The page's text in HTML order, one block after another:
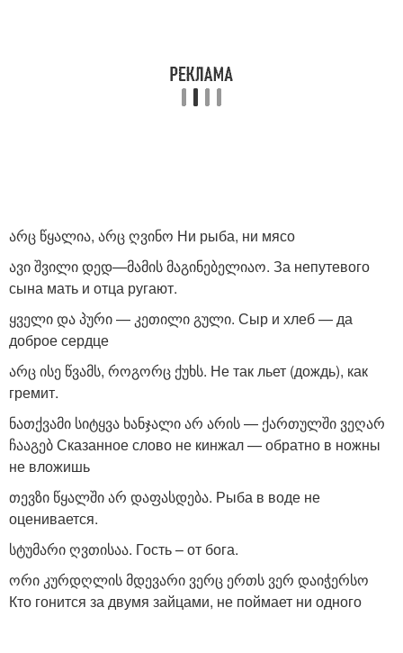
არც წყალია, არც ღვინო Ни рыба, ни мясо
ავი შვილი დედ—მამის მაგინებელიაო. За непутевого
сына мать и отца ругают.
ყველი და პური — კეთილი გული. Сыр и хлеб — да
доброе сердце
არც ისე წვამს, როგორც ქუხს. Не так льет (дождь), как
гремит.
ნათქვამი სიტყვა ხანჯალი არ არის — ქართულში ვეღარ
ჩააგებ Сказанное слово не кинжал — обратно в ножны
не вложишь
თევზი წყალში არ დაფასდება. Рыба в воде не
оценивается.
სტუმარი ღვთისაა. Гость – от бога.
ორი კურდღლის მდევარი ვერც ერთს ვერ დაიჭერსო
Кто гонится за двумя зайцами, не поймает ни одного